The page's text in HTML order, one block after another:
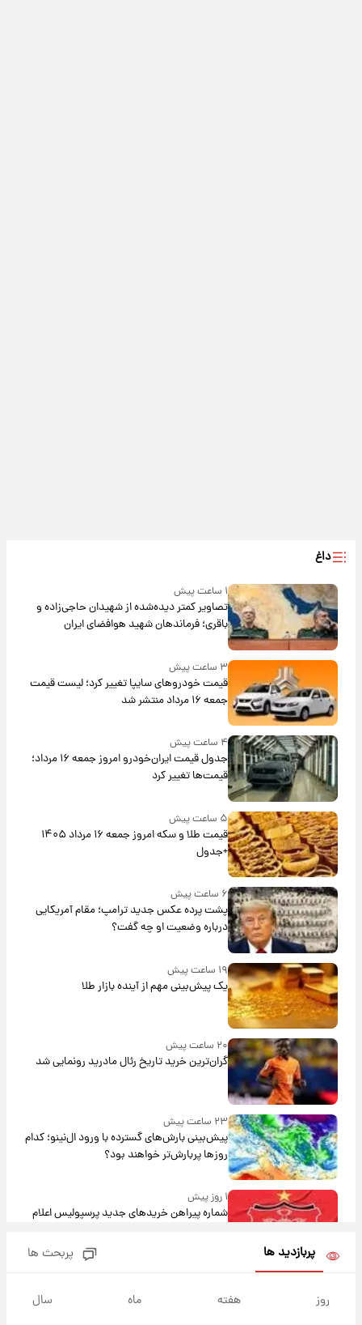
داغ
۱ ساعت پیش
تصاویر کمتر دیده‌شده از شهیدان حاجی‌زاده و
باقری؛ فرماندهان شهید هوافضای ایران
۳ ساعت پیش
قیمت خودروهای سایپا تغییر کرد؛ لیست قیمت
جمعه ۱۶ مرداد منتشر شد
۴ ساعت پیش
جدول قیمت ایران‌خودرو امروز جمعه ۱۶ مرداد؛
قیمت‌ها تغییر کرد
۵ ساعت پیش
قیمت طلا و سکه امروز جمعه ۱۶ مرداد ۱۴۰۵
+جدول
۶ ساعت پیش
پشت پرده عکس جدید ترامپ؛ مقام آمریکایی
درباره وضعیت او چه گفت؟
۱۹ ساعت پیش
یک پیش‌بینی مهم از آینده بازار طلا
۲۰ ساعت پیش
گران‌ترین خرید تاریخ رئال مادرید رونمایی شد
۲۳ ساعت پیش
پیش‌بینی بارش‌های گسترده با ورود ال‌نینو؛ کدام
روزها پربارش‌تر خواهند بود؟
۱ روز پیش
شماره پیراهن خریدهای جدید پرسپولیس اعلام
شد+فیلم
پربازدید ها پربحث ها
روز هفته ماه سال